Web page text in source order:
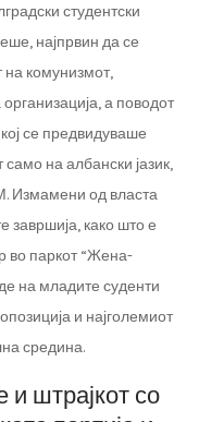
студентски
најпрвин да се
на комунизмот,
а поводот
се предвидуваше
на албански јазик,
Измамени од власта
завршија, како што е
во паркот “Жена-
на младите суденти
и најголемиот
средина.
и штрајкот со